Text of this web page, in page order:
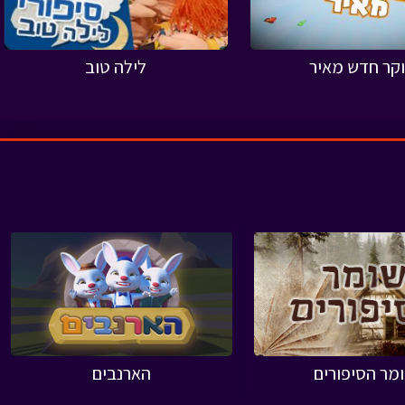
חדש מאיר לילה טוב
הסיפורים הארנבים